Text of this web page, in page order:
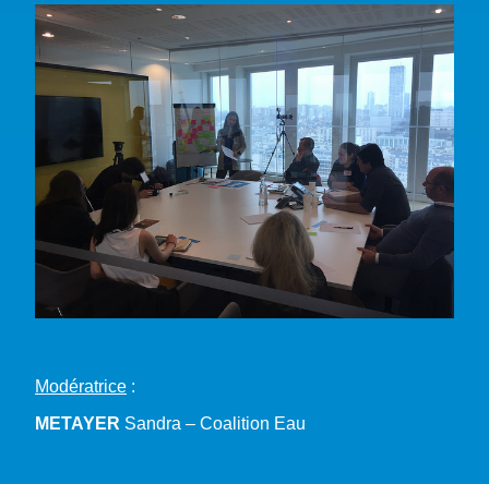
CONFÉRENCE ONU SUR L’EAU – NEW YORK 2023
TOUS LES ÉVÉNEMENTS
Modératrice :
METAYER Sandra – Coalition Eau